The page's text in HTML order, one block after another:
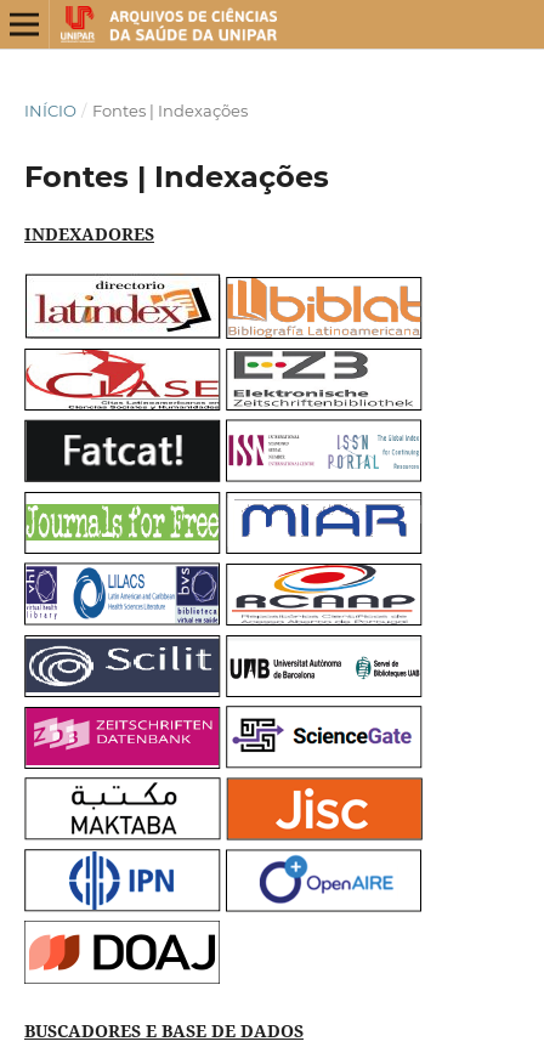
INÍCIO / Fontes | Indexações
Fontes | Indexações
INDEXADORES
BUSCADORES E BASE DE DADOS